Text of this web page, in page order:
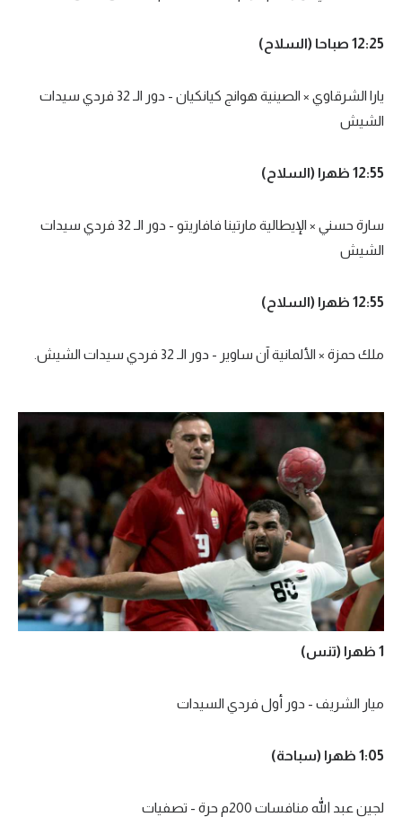
12:25 صباحا (السلاح)
يارا الشرقاوي × الصينية هوانج كيانكيان - دور الـ 32 فردي سيدات
الشيش
12:55 ظهرا (السلاح)
سارة حسني × الإيطالية مارتينا فافاريتو - دور الـ 32 فردي سيدات
الشيش
12:55 ظهرا (السلاح)
ملك حمزة × الألمانية آن ساوير - دور الـ 32 فردي سيدات الشيش.
1 ظهرا (تنس)
ميار الشريف - دور أول فردي السيدات
1:05 ظهرا (سباحة)
لجين عبد الله منافسات 200م حرة - تصفيات